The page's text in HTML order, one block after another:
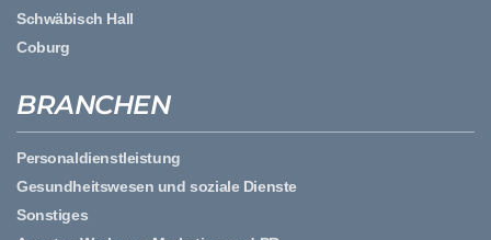
Schwäbisch Hall
Coburg
BRANCHEN
Personaldienstleistung
Gesundheitswesen und soziale Dienste
Sonstiges